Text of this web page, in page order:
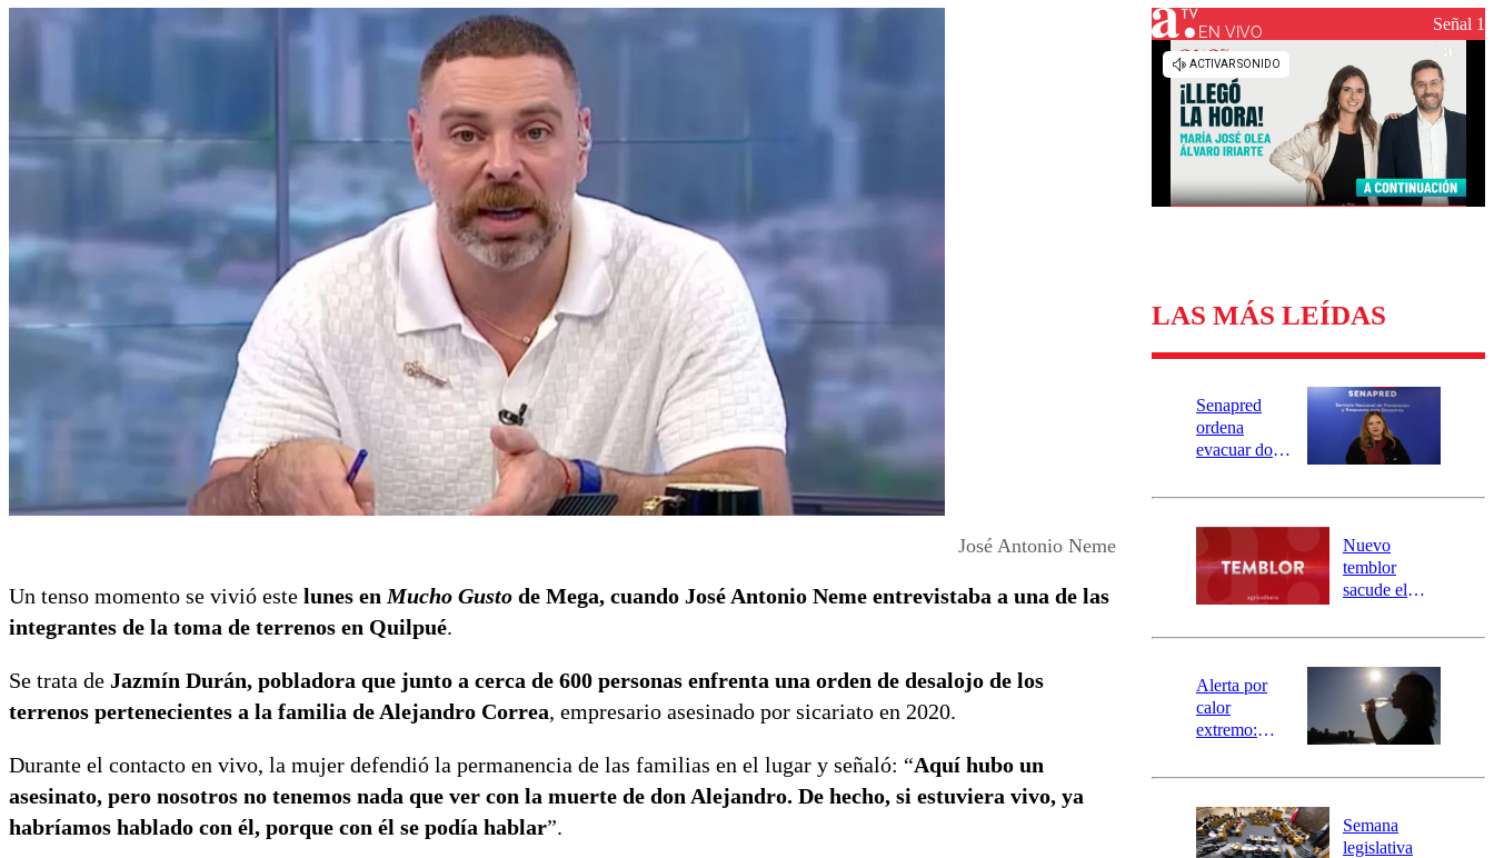
Universidad de Chile
Sustentabilidad
José Antonio Neme
Un tenso momento se vivió este lunes enMucho Gusto de Mega, cuando José Antonio Neme entrevistaba a una de las
integrantes de la toma de terrenos en Quilpué.
Se trata de Jazmín Durán, pobladora que junto a cerca de 600 personas enfrenta una orden de desalojo de los
terrenos pertenecientes a la familia de Alejandro Correa, empresario asesinado por sicariato en 2020.
Durante el contacto en vivo, la mujer defendió la permanencia de las familias en el lugar y señaló: “Aquí hubo un
asesinato, pero nosotros no tenemos nada que ver con la muerte de don Alejandro. De hecho, si estuviera vivo, ya
habríamos hablado con él, porque con él se podía hablar”.
EN VIVO Señal 1
LAS MÁS LEÍDAS
Senapred
ordena
evacuar dos
Carahue por
río Damas:
activa
mensajería
SAE
Nuevo
temblor
sacude el
revisa la
epicentro
Alerta por
calor
extremo:
activa Alerta
Preventiva en
tres comunas
Semana
legislativa